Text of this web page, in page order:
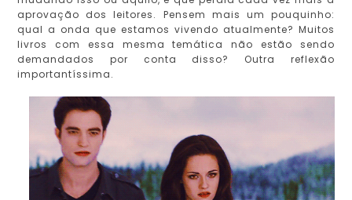
aprovação dos leitores. Pensem mais um pouquinho:
qual a onda que estamos vivendo atualmente? Muitos
livros com essa mesma temática não estão sendo
demandados por conta disso? Outra reflexão
importantíssima.